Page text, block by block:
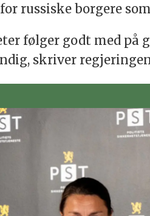
russiske borgere
følger godt med på
skriver